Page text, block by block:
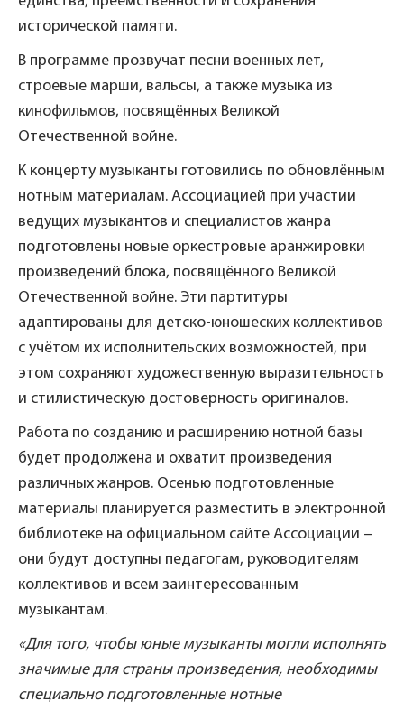
исторической памяти.
В программе прозвучат песни военных лет,
строевые марши, вальсы, а также музыка из
кинофильмов, посвящённых Великой
Отечественной войне.
К концерту музыканты готовились по обновлённым
нотным материалам. Ассоциацией при участии
ведущих музыкантов и специалистов жанра
подготовлены новые оркестровые аранжировки
произведений блока, посвящённого Великой
Отечественной войне. Эти партитуры
адаптированы для детско-юношеских коллективов
с учётом их исполнительских возможностей, при
этом сохраняют художественную выразительность
и стилистическую достоверность оригиналов.
Работа по созданию и расширению нотной базы
будет продолжена и охватит произведения
различных жанров. Осенью подготовленные
материалы планируется разместить в электронной
библиотеке на официальном сайте Ассоциации –
они будут доступны педагогам, руководителям
коллективов и всем заинтересованным
музыкантам.
«Для того, чтобы юные музыканты могли исполнять
значимые для страны произведения, необходимы
специально подготовленные нотные